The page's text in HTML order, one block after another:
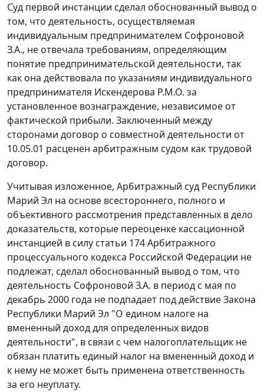
Суд первой инстанции сделал обоснованный вывод о
том, что деятельность, осуществляемая
индивидуальным предпринимателем Софроновой
З.А., не отвечала требованиям, определяющим
понятие предпринимательской деятельности, так
как она действовала по указаниям индивидуального
предпринимателя Искендерова Р.М.О. за
установленное вознаграждение, независимое от
фактической прибыли. Заключенный между
сторонами договор о совместной деятельности от
10.05.01 расценен арбитражным судом как трудовой
договор.
Учитывая изложенное, Арбитражный суд Республики
Марий Эл на основе всестороннего, полного и
объективного рассмотрения представленных в дело
доказательств, которые переоценке кассационной
инстанцией в силу статьи 174Арбитражного
процессуального кодекса Российской Федерации не
подлежат, сделал обоснованный вывод о том, что
деятельность Софроновой З.А. в период с мая по
декабрь 2000 года не подпадает под действие Закона
Республики Марий Эл "О едином налоге на
вмененный доход для определенных видов
деятельности", в связи с чем налогоплательщик не
обязан платить единый налог на вмененный доход и
к нему не может быть применена ответственность
за его неуплату.